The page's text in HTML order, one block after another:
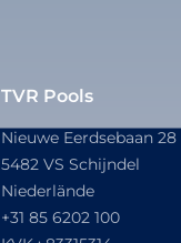
TVR Pools
Nieuwe Eerdsebaan 28
5482 VS Schijndel
Niederlände
+31 85 6202 100